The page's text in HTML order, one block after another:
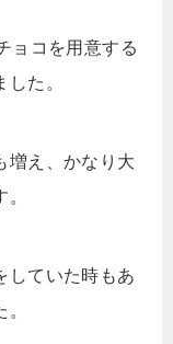
ョコを用意する
た。
増え、かなり大
していた時もあ